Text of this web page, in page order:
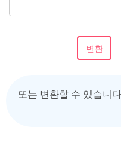
또는 변환할 수 있습니